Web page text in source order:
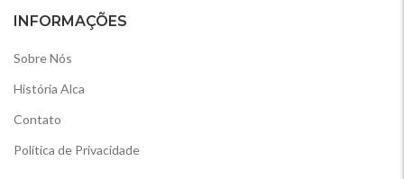
INFORMAÇÕES
Sobre Nós
História Alca
Contato
Política de Privacidade